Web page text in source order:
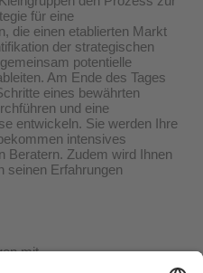
für eine
die einen etablierten Markt
der strategischen
potentielle
Am Ende des Tages
eines bewährten
und eine
entwickeln. Sie werden Ihre
intensives
Beratern. Zudem wird Ihnen
seinen Erfahrungen
mit
und/oder